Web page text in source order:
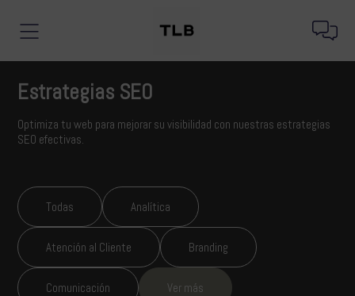
Estrategias SEO
Optimiza tu web para mejorar su visibilidad con nuestras estrategias
SEO efectivas.
Todas Analítica
Atención al Cliente Branding
Comunicación Ver más